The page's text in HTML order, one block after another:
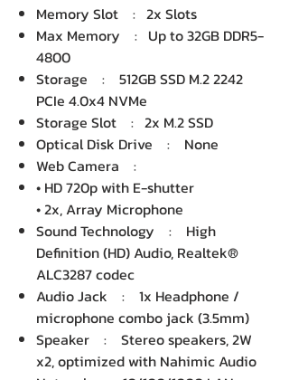
Memory Slot : 2x Slots
Max Memory : Up to 32GB DDR5-
4800
Storage : 512GB SSD M.2 2242
PCIe 4.0x4 NVMe
Storage Slot : 2x M.2 SSD
Optical Disk Drive : None
Web Camera :
• HD 720p with E-shutter
• 2x, Array Microphone
Sound Technology : High
Definition (HD) Audio, Realtek®
ALC3287 codec
Audio Jack : 1x Headphone /
microphone combo jack (3.5mm)
Speaker : Stereo speakers, 2W
x2, optimized with Nahimic Audio